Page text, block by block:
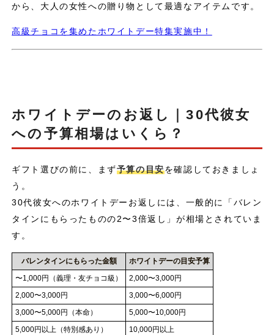
から、大人の女性への贈り物として最適なアイテムです。
高級チョコを集めたホワイトデー特集実施中！
ホワイトデーのお返し｜30代彼女
への予算相場はいくら？
ギフト選びの前に、まず予算の目安を確認しておきましょ
う。
30代彼女へのホワイトデーお返しには、一般的に「バレン
タインにもらったものの2〜3倍返し」が相場とされていま
す。
バレンタインにもらった金額
ホワイトデーの目安予算
〜1,000円（義理・友チョコ級）
2,000〜3,000円
2,000〜3,000円
3,000〜6,000円
3,000〜5,000円（本命）
5,000〜10,000円
5,000円以上（特別感あり）
10,000円以上